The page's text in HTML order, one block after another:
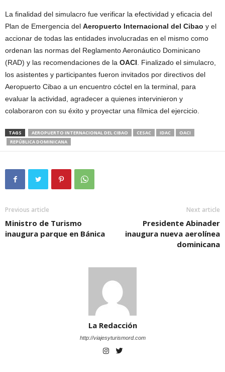
La finalidad del simulacro fue verificar la efectividad y eficacia del
Plan de Emergencia del Aeropuerto Internacional del Cibao y el
accionar de todas las entidades involucradas en el mismo como
ordenan las normas del Reglamento Aeronáutico Dominicano
(RAD) y las recomendaciones de la OACI . Finalizado el simulacro,
los asistentes y participantes fueron invitados por directivos del
Aeropuerto Cibao a un encuentro cóctel en la terminal, para
evaluar la actividad, agradecer a quienes intervinieron y
colaboraron con su éxito y proyectar una fílmica del ejercicio.
TAGS AEROPUERTO INTERNACIONAL DEL CIBAO CESAC IDAC
OACI
REPÚBLICA DOMINICANA
Previous article
Ministro de Turismo
inaugura parque en Bánica
Next article
Presidente Abinader
inaugura nueva aerolínea
dominicana
La Redacción
http://viajesyturismord.com